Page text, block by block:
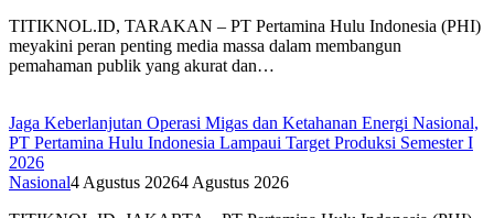
TITIKNOL.ID, TARAKAN – PT Pertamina Hulu Indonesia (PHI)
meyakini peran penting media massa dalam membangun
pemahaman publik yang akurat dan…
Jaga Keberlanjutan Operasi Migas dan Ketahanan Energi Nasional,
PT Pertamina Hulu Indonesia Lampaui Target Produksi Semester I
2026‎
Nasional4 Agustus 20264 Agustus 2026